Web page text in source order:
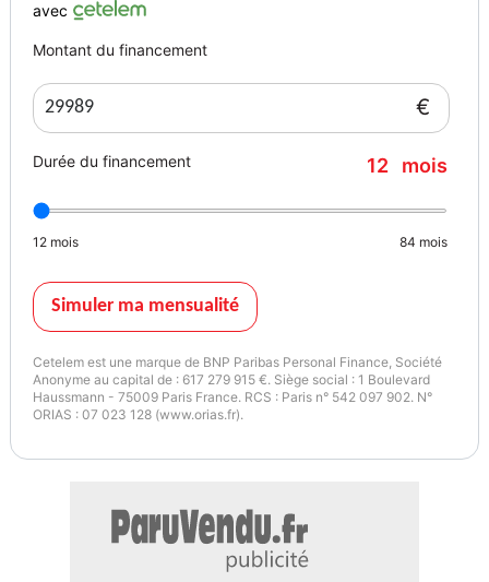
- Peinture métallisée
- Phares antibrouillard
- Phares AR à led
- Phares AV de jour à LED
- Rétroviseur intérieur électrochrome
- Rétroviseurs extérieurs électrochrome
- Rétroviseurs rabattables électriquement
- 4 vitres électriques
- Accoudoir central AR
- Accoudoir central AV
- Apple CARPLAY
- Climatisation automatique
- Climatisation multi-zones
- Climatisation bi-zone
avec
Montant du financement
€
Durée du financement 12 mois
12 mois 84 mois
Simuler ma mensualité
Cetelem est une marque de BNP Paribas Personal Finance, Société
Anonyme au capital de : 617 279 915 €. Siège social : 1 Boulevard
Haussmann - 75009 Paris France. RCS : Paris n° 542 097 902. N°
ORIAS : 07 023 128 (www.orias.fr).